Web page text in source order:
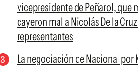
vicepresidente de Peñarol, que
cayeron mal a Nicolás De la
representantes
La negociación de Nacional por